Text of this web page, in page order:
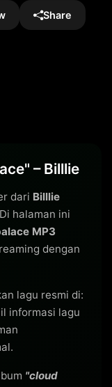
Share
– Billlie
dari Billlie
halaman ini
MP3
dengan
lagu resmi di:
informasi lagu
"cloud